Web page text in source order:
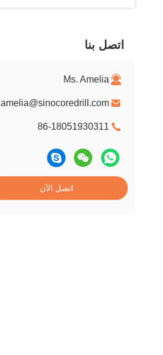
اتصل بنا
Ms. Amelia
amelia@sinocoredrill.com
86-18051930311
اتصل الآن